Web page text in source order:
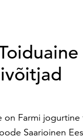
on Farmi
Saarioinen